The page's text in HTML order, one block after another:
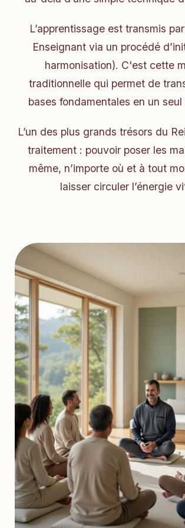
L’apprentissage est transmis
Enseignant via un procédé
harmonisation). C'est cette
traditionnelle qui permet de
bases fondamentales en un
L’un des plus grands trésors du
traitement : pouvoir poser les
même, n’importe où et à tout
laisser circuler l’énergie